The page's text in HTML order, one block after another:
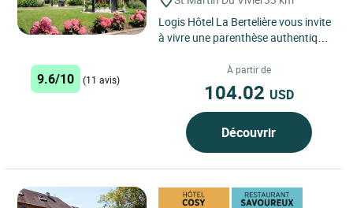
Logis Hôtel La Bertelière vous invite
à vivre une parenthèse authentique
cadre verdoyant...
9.6/10 (11 avis)
À partir de
104.02 USD
Découvrir